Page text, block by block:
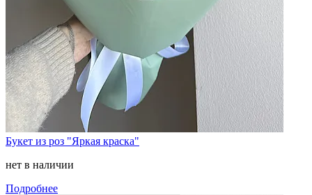
Букет из роз "Яркая краска"
нет в наличии
Подробнее